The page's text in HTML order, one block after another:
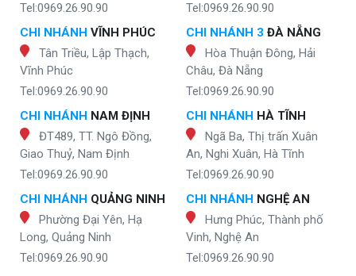
Tel:0969.26.90.90
CHI NHÁNH VĨNH PHÚC
Tân Triều, Lập Thạch,
Vĩnh Phúc
Tel:0969.26.90.90
CHI NHÁNH NAM ĐỊNH
ĐT489, TT. Ngô Đồng,
Giao Thuỷ, Nam Định
Tel:0969.26.90.90
CHI NHÁNH QUẢNG NINH
Phường Đại Yên, Hạ
Long, Quảng Ninh
Tel:0969.26.90.90
Tel:0969.26.90.90
CHI NHÁNH 3 ĐÀ NẴNG
Hòa Thuận Đông, Hải
Châu, Đà Nẵng
Tel:0969.26.90.90
CHI NHÁNH HÀ TĨNH
Ngã Ba, Thị trấn Xuân
An, Nghi Xuân, Hà Tĩnh
Tel:0969.26.90.90
CHI NHÁNH NGHỆ AN
Hưng Phúc, Thành phố
Vinh, Nghệ An
Tel:0969.26.90.90